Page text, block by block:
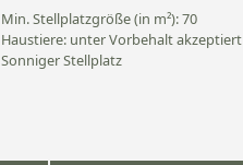
Min. Stellplatzgröße (in m²): 70
Haustiere: unter Vorbehalt akzeptiert
Sonniger Stellplatz